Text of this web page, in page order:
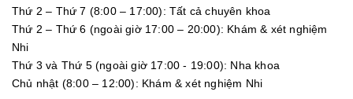
Thứ 2 – Thứ 7 (8:00 – 17:00): Tất cả chuyên khoa
Thứ 2 – Thứ 6 (ngoài giờ 17:00 – 20:00): Khám & xét nghiệm
Nhi
Thứ 3 và Thứ 5 (ngoài giờ 17:00 - 19:00): Nha khoa
Chủ nhật (8:00 – 12:00): Khám & xét nghiệm Nhi